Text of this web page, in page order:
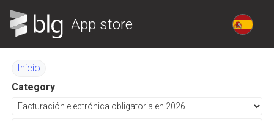
App store
Inicio
Category